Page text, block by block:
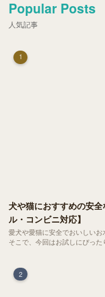
Popular Posts
人気記事
1
犬や猫におすすめの安
ル・コンビニ対応】
愛犬や愛猫に安全でおいしいお
そこで、今回はお試しにぴっ
2